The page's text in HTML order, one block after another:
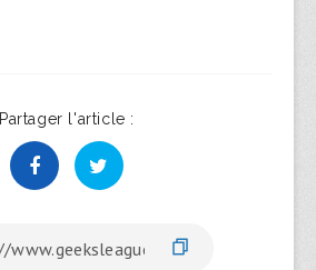
Partager l'article :